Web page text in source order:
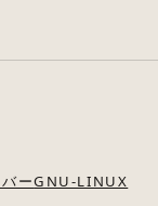
ーGNU-LINUX